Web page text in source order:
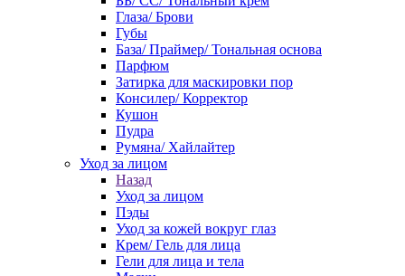
Глаза/ Брови
Губы
База/ Праймер/ Тональная основа
Парфюм
Затирка для маскировки пор
Консилер/ Корректор
Кушон
Пудра
Румяна/ Хайлайтер
Уход за лицом
Назад
Уход за лицом
Пэды
Уход за кожей вокруг глаз
Крем/ Гель для лица
Гели для лица и тела